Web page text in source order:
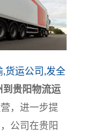
货运公司,发全
到贵阳物流运
，进一步提
公司在贵阳